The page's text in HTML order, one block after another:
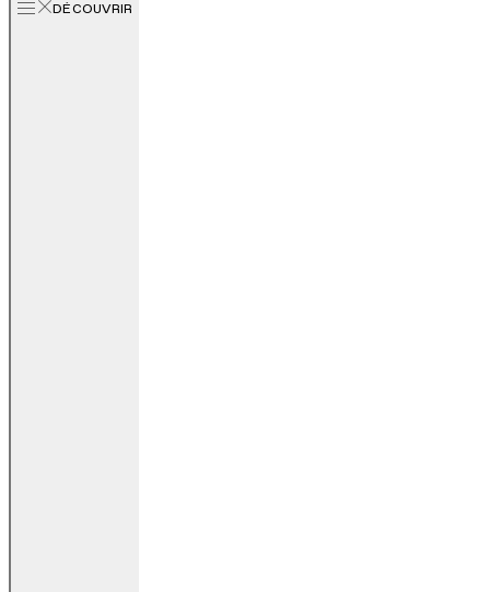
DÉCOUVRIR